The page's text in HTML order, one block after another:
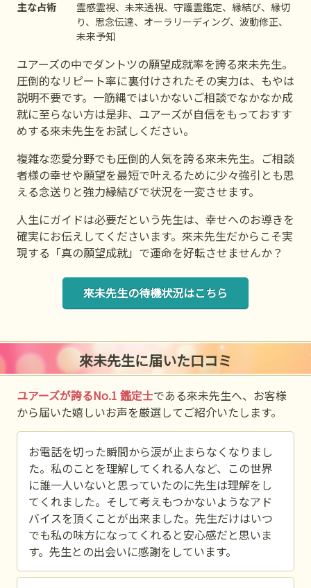
主な占術
霊感霊視、未来透視、守護霊鑑定、縁結び、縁切
り、思念伝達、オーラリーディング、波動修正、
未来予知
ユアーズの中でダントツの願望成就率を誇る來未先生。
圧倒的なリピート率に裏付けされたその実力は、もやは
説明不要です。一筋縄ではいかないご相談でなかなか成
就に至らない方は是非、ユアーズが自信をもっておすす
めする來未先生をお試しください。
複雑な恋愛分野でも圧倒的人気を誇る來未先生。ご相談
者様の幸せや願望を最短で叶えるために少々強引とも思
える念送りと強力縁結びで状況を一変させます。
人生にガイドは必要だという先生は、幸せへのお導きを
確実にお伝えしてくださいます。來未先生だからこそ実
現する「真の願望成就」で運命を好転させませんか？
來未先生の待機状況はこちら
來未先生に届いた口コミ
ユアーズが誇るNo.1 鑑定士である來未先生へ、お客様
から届いた嬉しいお声を厳選してご紹介いたします。
お電話を切った瞬間から涙が止まらなくなりまし
た。私のことを理解してくれる人など、この世界
に誰一人いないと思っていたのに先生は理解をし
てくれました。そして考えもつかないようなアド
バイスを頂くことが出来ました。先生だけはいつ
でも私の味方になってくれると安心感だと思いま
す。先生との出会いに感謝をしています。